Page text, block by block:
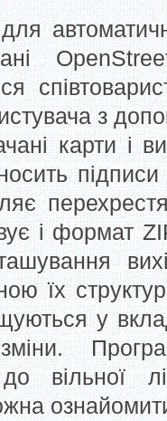
з
карти і
і формат
їх
у
зміни.
до вільної